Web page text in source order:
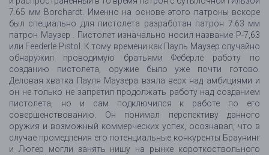
7.65 мм Borchardt. Именно на основе этого патроны вскоре
был специально для пистолета разработан патрон 7.63 мм
патрон Маузер . Пистолет изначально носил название P-7,63
или Feederle Pistol. К тому времени как Пауль Маузер случайно
обнаружил проводимую братьями Феберле работу по
созданию пистолета, оружие было уже почти готово.
Деловая хватка Пауля Маузера взяла верх над амбициями и
он не только не запретил продолжать работу над созданием
пистолета, но и сам подключился к работе по его
совершенствованию. Он понимал перспективу данного
оружия и возможный коммерческих успех, осознавал, что в
случае промедления его потенциальные конкуренты Браунинг
и Люгер могли занять нишу на рынке короткоствольного